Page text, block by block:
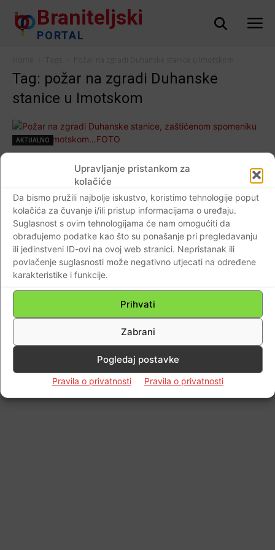
Upravljanje pristankom za
kolačiće
Da bismo pružili najbolje iskustvo, koristimo tehnologije poput
kolačića za čuvanje i/ili pristup informacijama o uređaju.
Suglasnost s ovim tehnologijama će nam omogućiti da
obrađujemo podatke kao što su ponašanje pri pregledavanju
ili jedinstveni ID-ovi na ovoj web stranici. Nepristanak ili
povlačenje suglasnosti može negativno utjecati na određene
karakteristike i funkcije.
Prihvati
Zabrani
Pogledaj postavke
Pravila o privatnosti Pravila o privatnosti
Braniteljski
PORTAL
Tag: požar na zgradi Duhanske
stanice u Imotskom
AKTUALNO
Požar na zgradi Duhanske stanice,
zaštićenom spomeniku kulture u
Imotskom…FOTO
Braniteljski portal - 19.08.2020
Impressum Kontaktirajte nas Pravila o privatnosti
© Newspaper WordPress Theme by TagDiv